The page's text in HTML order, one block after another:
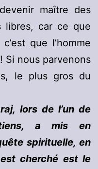
maître des
libres, car ce que
que l’homme
Si nous parvenons
le plus gros du
lors de l’un de
a mis en
spirituelle, en
cherché est le